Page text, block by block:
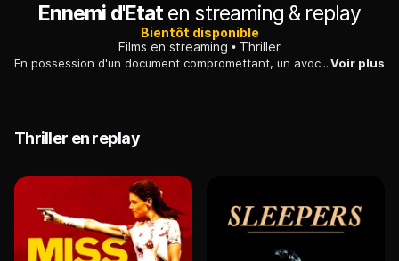
Ennemi d'Etaten streaming & replay
Bientôt disponible
Films en streaming
Thriller
En possession d'un document compromettant, un avocat voit sa vie s'écrouler sous les coups d'un ennemi bien placé, qui multiplie les moyens de pression.Voir plus
Thriller en replay